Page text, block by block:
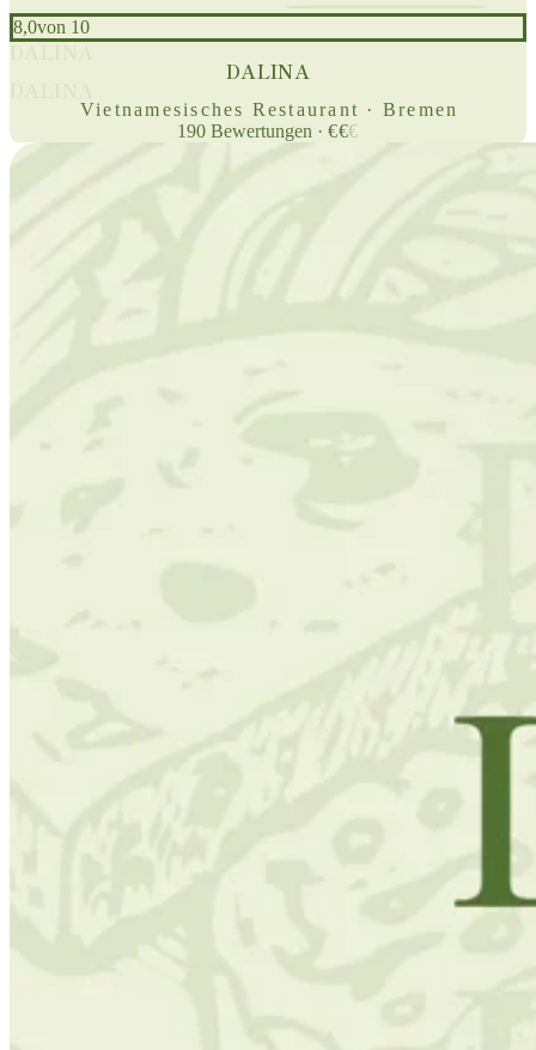
8,0von 10
DALINA
DALINA
Vietnamesisches Restaurant · Bremen
190 Bewertungen ·€€€